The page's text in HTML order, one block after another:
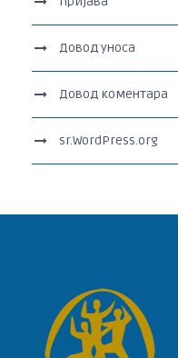
Довод уноса
Довод коментара
sr.WordPress.org